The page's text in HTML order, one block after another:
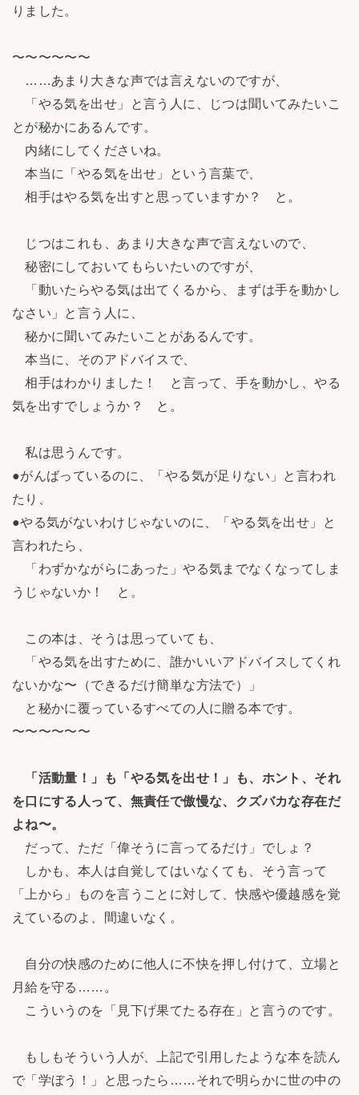
りました。
〜〜〜〜〜〜
……あまり大きな声では言えないのですが、
「やる気を出せ」と言う人に、じつは聞いてみたいこ
とが秘かにあるんです。
内緒にしてくださいね。
本当に「やる気を出せ」という言葉で、
相手はやる気を出すと思っていますか？ と。
じつはこれも、あまり大きな声で言えないので、
秘密にしておいてもらいたいのですが、
「動いたらやる気は出てくるから、まずは手を動かし
なさい」と言う人に、
秘かに聞いてみたいことがあるんです。
本当に、そのアドバイスで、
相手はわかりました！ と言って、手を動かし、やる
気を出すでしょうか？ と。
私は思うんです。
●がんばっているのに、「やる気が足りない」と言われ
たり、
●やる気がないわけじゃないのに、「やる気を出せ」と
言われたら、
「わずかながらにあった」やる気までなくなってしま
うじゃないか！ と。
この本は、そうは思っていても、
「やる気を出すために、誰かいいアドバイスしてくれ
ないかな〜（できるだけ簡単な方法で）」
と秘かに覆っているすべての人に贈る本です。
〜〜〜〜〜〜
「活動量！」も「やる気を出せ！」も、ホント、それ
を口にする人って、無責任で傲慢な、クズバカな存在だ
よね〜。
だって、ただ「偉そうに言ってるだけ」でしょ？
しかも、本人は自覚してはいなくても、そう言って
「上から」ものを言うことに対して、快感や優越感を覚
えているのよ、間違いなく。
自分の快感のために他人に不快を押し付けて、立場と
月給を守る……。
こういうのを「見下げ果てたる存在」と言うのです。
もしもそういう人が、上記で引用したような本を読ん
で「学ぼう！」と思ったら……それで明らかに世の中の